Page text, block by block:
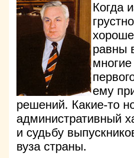
Когда
равны
ему
решений. Какие-то
административный
и судьбу
вуза страны.